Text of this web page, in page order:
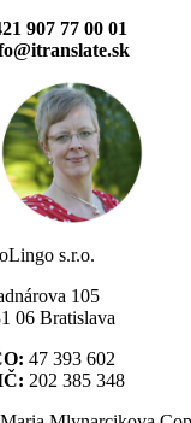
907 77 00 01
s.r.o.
105
06 Bratislava
47 393 602
202 385 348